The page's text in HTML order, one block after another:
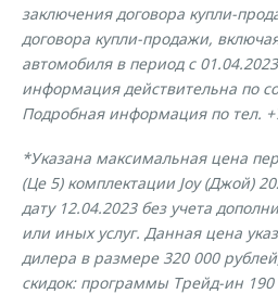
заключения договора купли-
договора купли-продажи,
автомобиля в период с
информация действительна по
Подробная информация по тел.
*Указана максимальная цена
(Це 5) комплектации Joy (Джой)
дату 12.04.2023 без учета
или иных услуг. Данная цена
дилера в размере 320 000
скидок: программы Трейд-ин 190